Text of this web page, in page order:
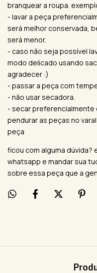
branquear a roupa.
- lavar a peça
será melhor conservada,
será menor.
- caso não seja possível
modo delicado usando
agradecer :)
- passar a peça com
- não usar secadora.
- secar preferencialmente
pendurar as peças no
peça
ficou com alguma dúvida?
whatsapp e mandar sua
sobre essa peça que a